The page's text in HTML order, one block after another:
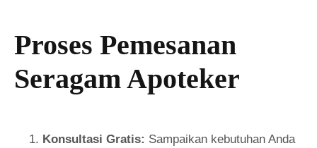
Proses Pemesanan
Seragam Apoteker
Konsultasi Gratis: Sampaikan kebutuhan Anda